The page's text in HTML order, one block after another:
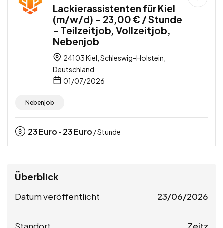
Lackierassistenten für Kiel
(m/w/d) – 23,00 € / Stunde
– Teilzeitjob, Vollzeitjob,
Nebenjob
24103 Kiel, Schleswig-Holstein,
Deutschland
01/07/2026
Nebenjob
23Euro - 23Euro / Stunde
Überblick
Datum veröffentlicht 23/06/2026
Standort Zeitz